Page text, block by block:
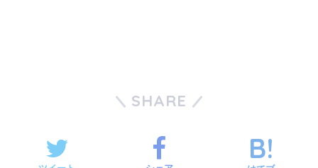
SHARE